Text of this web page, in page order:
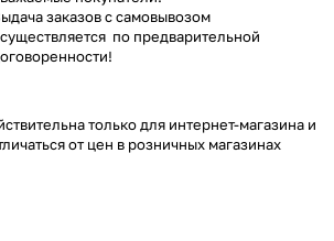
заказов с самовывозом
по предварительной
только для интернет-магазина и
от цен в розничных магазинах